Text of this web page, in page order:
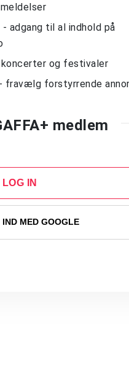
adgang til al indhold på
og festivaler
fravælg forstyrrende
medlem
LOG IN
MED GOOGLE